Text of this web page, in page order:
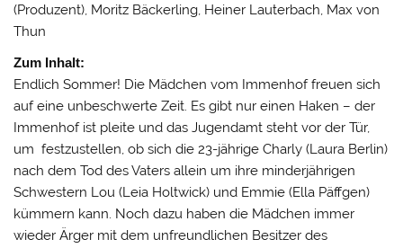
(Produzent), Moritz Bäckerling, Heiner Lauterbach, Max von
Thun
Zum Inhalt:
Endlich Sommer! Die Mädchen vom Immenhof freuen sich
auf eine unbeschwerte Zeit. Es gibt nur einen Haken – der
Immenhof ist pleite und das Jugendamt steht vor der Tür,
um festzustellen, ob sich die 23-jährige Charly (Laura Berlin)
nach dem Tod des Vaters allein um ihre minderjährigen
Schwestern Lou (Leia Holtwick) und Emmie (Ella Päffgen)
kümmern kann. Noch dazu haben die Mädchen immer
wieder Ärger mit dem unfreundlichen Besitzer des